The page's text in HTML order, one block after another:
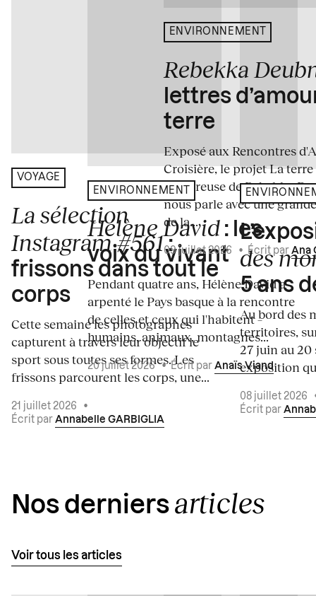
VOYAGE
La sélection
Instagram #561:
frissons dans tout le
corps
Cette semaine les photographes
capturent à travers leur objectif le
sport sous toutes ses formes. Les
frissons parcourent les corps, une...
21 juillet 2026
•
Écrit par Annabelle GARBIGLIA
ENVIRONNEMENT
Hélène David : les
voix du vivant
Pendant quatre ans, Hélène David a
arpenté le Pays basque à la rencontre
de celles et ceux qui l'habitent –
humains, animaux, montagnes...
20 juillet 2026•Écrit par Anaïs Viand
ENVIRONNEMENT
Rebekka
lettres
terre
Exposé aux Rencontres
Croisière, le projet La terre
amoureuse de Rebekka
nous parle avec une
de la...
09 juillet 2026 • Écrit par Ana
des
5 ans
Au bord des
territoires,
27 juin au 20
exposition
08 juillet 2026
Écrit par
Nos derniers articles
Voir tous les articles